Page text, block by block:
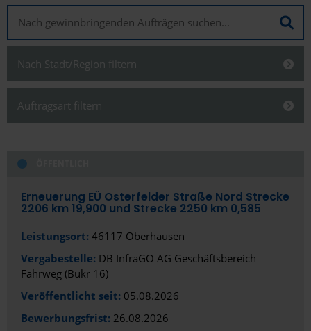
Nach Stadt/Region filtern
Alles anzeigen
Stadt
Bundesland
Nordrhein-Westfalen
Auftragsart filtern
Alles anzeigen
Öffentlich
Erneuerung EÜ Osterfelder Straße Nord Strecke
2206 km 19,900 und Strecke 2250 km 0,585
Leistungsort: 46117 Oberhausen
Vergabestelle: DB InfraGO AG Geschäftsbereich
Fahrweg (Bukr 16)
Veröffentlicht seit: 05.08.2026
Bewerbungsfrist: 26.08.2026